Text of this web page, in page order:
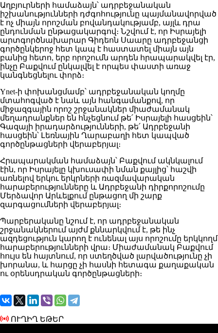
Աղբյուրների համաձայն՝ ադրբեջանական
իշխանությունների դժգոհությունը պայմանավորված
է ոչ միայն որոշման բովանդակությամբ, այլև դրա
ընդունման ընթացակարգով։ Նշվում է, որ Իսրայելի
արտգործնախարար Գիդեոն Սաարը ադրբեջանցի
գործընկերոջ հետ կապ է հաստատել միայն այն
բանից հետո, երբ որոշումն արդեն հրապարակվել էր,
ինչը Բաքվում ընկալվել է որպես փաստի առաջ
կանգնեցնելու փորձ։
Ynet-ի փոխանցմամբ՝ ադրբեջանական կողմը
մտահոգված է նաև այն հանգամանքով, որ
միջազգային որոշ շրջանակներ միաժամանակ
մեղադրանքներ են հնչեցնում թե՛ Իսրայելի հասցեին՝
Գազայի իրադարձությունների, թե՛ Ադրբեջանի
հասցեին՝ Լեռնային Ղարաբաղի հետ կապված
գործընթացների վերաբերյալ։
Հրապարակման համաձայն՝ Բաքվում ակնկալում
էին, որ Իսրայելը կխուսափի նման քայլից՝ հաշվի
առնելով երկու երկրների ռազմավարական
հարաբերությունները և Ադրբեջանի դիրքորոշումը
Մերձավոր Արևելքում ընթացող մի շարք
զարգացումների վերաբերյալ։
Պարբերականը նշում է, որ ադրբեջանական
շրջանակներում այժմ քննարկվում է, թե ինչ
ազդեցություն կարող է ունենալ այս որոշումը երկկողմ
հարաբերությունների վրա։ Միաժամանակ Բաքվում
հույս են հայտնում, որ ստեղծված լարվածությունը չի
խորանա, և հարցը չի հասնի հետագա քաղաքական
ու օրենսդրական գործընթացների։
ՈՒՂԻՂ ԵԹԵՐ